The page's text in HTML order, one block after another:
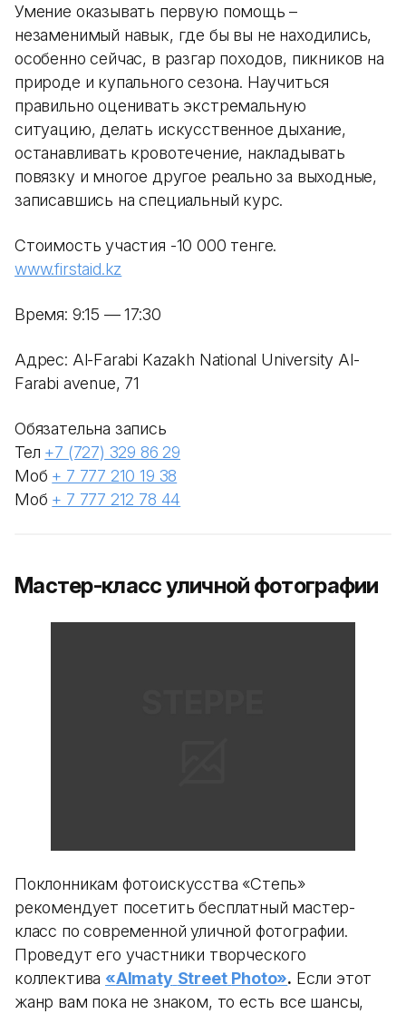
Умение оказывать первую помощь –
незаменимый навык, где бы вы не находились,
особенно сейчас, в разгар походов, пикников на
природе и купального сезона. Научиться
правильно оценивать экстремальную
ситуацию, делать искусственное дыхание,
останавливать кровотечение, накладывать
повязку и многое другое реально за выходные,
записавшись на специальный курс.
Стоимость участия -10 000 тенге.
www.firstaid.kz
Время: 9:15 — 17:30
Адрес: Al-Farabi Kazakh National University Al-
Farabi avenue, 71
Обязательна запись
Тел +7 (727) 329 86 29
Моб + 7 777 210 19 38
Моб + 7 777 212 78 44
Мастер-класс уличной фотографии
Поклонникам фотоискусства «Степь»
рекомендует посетить бесплатный мастер-
класс по современной уличной фотографии.
Проведут его участники творческого
коллектива «Almaty Street Photo». Если этот
жанр вам пока не знаком, то есть все шансы,